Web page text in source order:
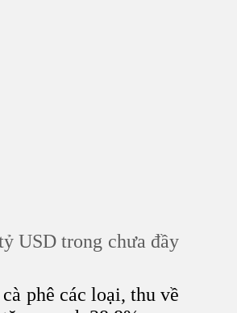
USD trong chưa đầy
phê các loại, thu về